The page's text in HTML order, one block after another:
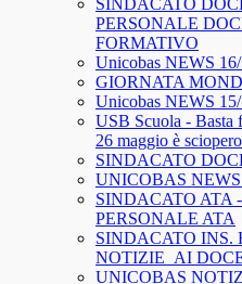
SINDACATO
PERSONALE
FORMATIVO
Unicobas NEWS
GIORNATA
Unicobas NEWS
USB Scuola - Basta
26 maggio è
SINDACATO
UNICOBAS NEWS
SINDACATO ATA
PERSONALE ATA
SINDACATO INS.
NOTIZIE_AI
UNICOBAS